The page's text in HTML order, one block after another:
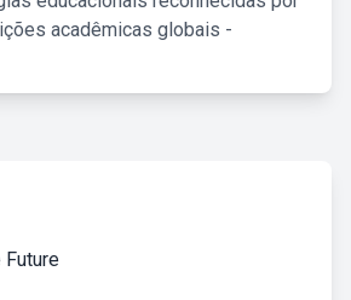
acadêmicas globais -
Future